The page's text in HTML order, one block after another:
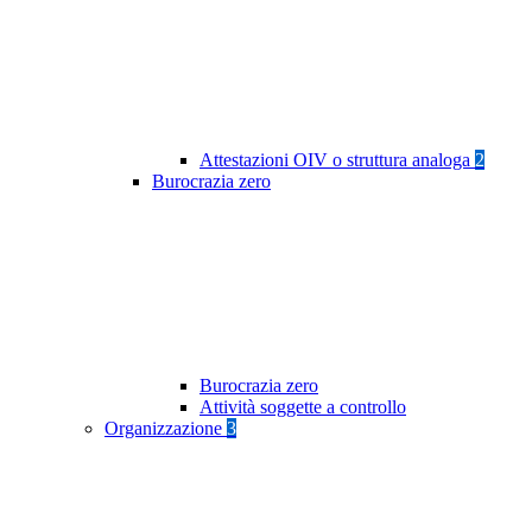
Attestazioni OIV o struttura analoga 2
Burocrazia zero
Burocrazia zero
Attività soggette a controllo
Organizzazione 3